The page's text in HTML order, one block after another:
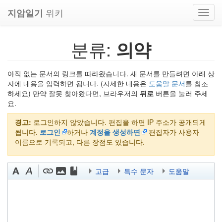
지암일기 위키
분류: 의약
아직 없는 문서의 링크를 따라왔습니다. 새 문서를 만들려면 아래 상
자에 내용을 입력하면 됩니다. (자세한 내용은 도움말 문서를 참조
하세요) 만약 잘못 찾아왔다면, 브라우저의 뒤로 버튼을 눌러 주세
요.
경고: 로그인하지 않았습니다. 편집을 하면 IP 주소가 공개되게
됩니다. 로그인 하거나 계정을 생성하면
편집자가 사용자
이름으로 기록되고, 다른 장점도 있습니다.
고급 특수 문자 도움말